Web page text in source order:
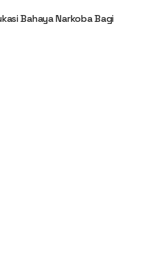
Bahaya Narkoba Bagi